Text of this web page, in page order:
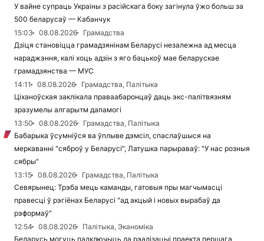
У вайне супраць Украіны з расійскага боку загінула ўжо больш за
500 беларусаў — Кабанчук
15:03
08.08.2026
Грамадства
Дзіця становіцца грамадзянінам Беларусі незалежна ад месца
нараджэння, калі хоць адзін з яго бацькоў мае беларускае
грамадзянства — МУС
14:11
08.08.2026
Грамадства, Палітыка
Ціханоўская заклікала праваабаронцаў даць экс-палітвязням
зразумелы алгарытм дапамогі
13:50
08.08.2026
Грамадства, Палітыка
Бабарыка ўсумніўся ва ўплыве дэмсіл, спаслаўшыся на
меркаванні "сяброў у Беларусі", Латушка парыраваў: "У нас розныя
сябры"
13:15
08.08.2026
Грамадства, Палітыка
Севярынец: Трэба мець каманды, гатовыя пры магчымасці
правесці ў рэгіёнах Беларусі "ад акцый і новых вырабаў да
рэформаў"
12:54
08.08.2026
Палітыка, Эканоміка
Беларусь могуць падключыць да рэалізацыі праекта першага